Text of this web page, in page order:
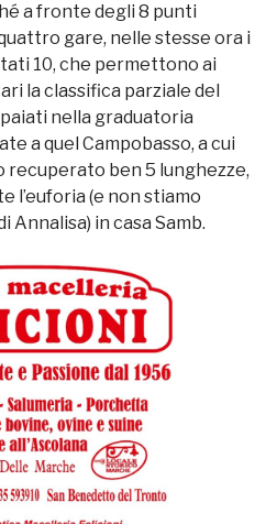
a fronte degli 8 punti
gare, nelle stesse ora i
10, che permettono ai
la classifica parziale del
nella graduatoria
a quel Campobasso, a cui
recuperato ben 5 lunghezze,
l’euforia (e non stiamo
Annalisa) in casa Samb.